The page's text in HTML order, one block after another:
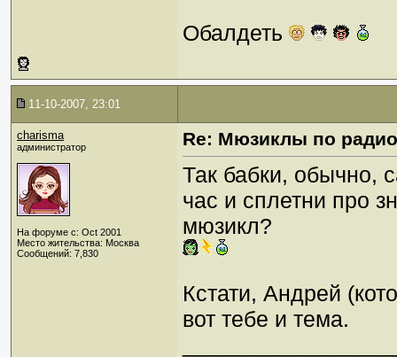
Обалдеть
11-10-2007, 23:01
charisma
администратор
На форуме с: Oct 2001
Место жительства: Москва
Сообщений: 7,830
Re: Мюзиклы по радио
Так бабки, обычно,
час и сплетни про
мюзикл?
Кстати, Андрей
вот тебе и тема.